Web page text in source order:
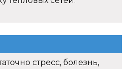
стресс, болезнь,